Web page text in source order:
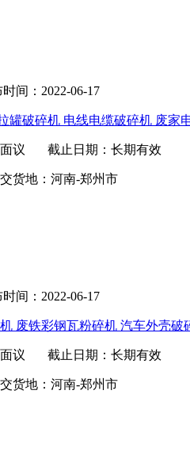
间：2022-06-17
罐破碎机 电线电缆破碎机 废家
面议 截止日期：长期有效
地：河南-郑州市
间：2022-06-17
废铁彩钢瓦粉碎机 汽车外壳破
面议 截止日期：长期有效
地：河南-郑州市